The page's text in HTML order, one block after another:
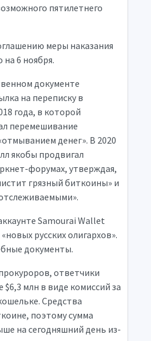
пятилетнего
меры наказания
6 ноября.
документе
на переписку в
года, в которой
перемешивание
денег». В 2020
якобы продвигал
форумах, утверждая,
грязный биткоины» и
Samourai Wallet
русских олигархов».
документы.
ответчики
$6,3 млн в виде комиссий за
Средства
поэтому сумма
на сегодняшний день из-